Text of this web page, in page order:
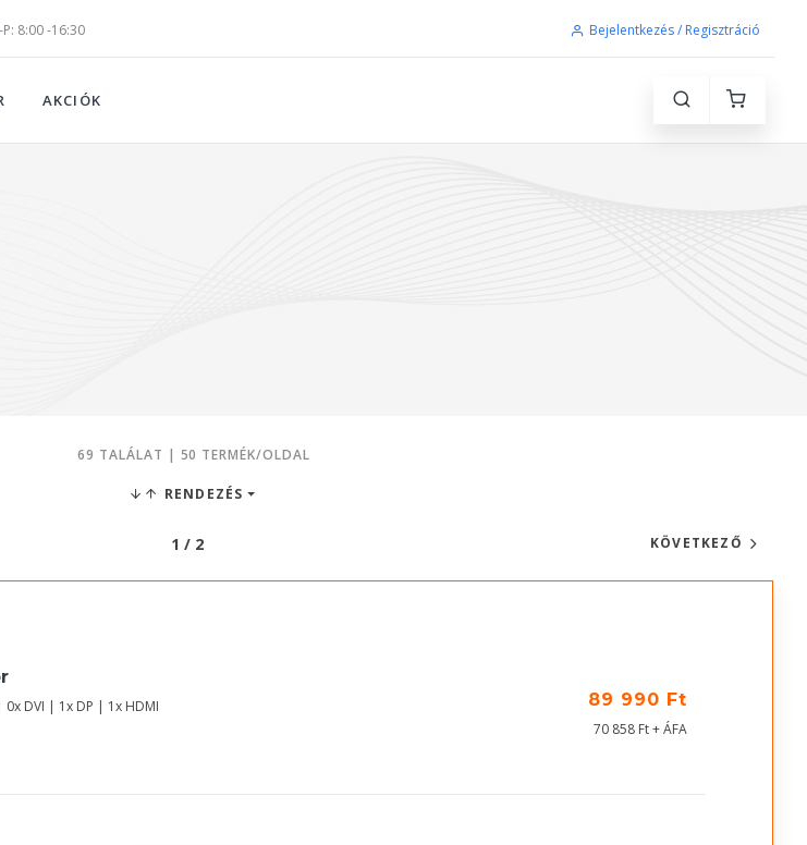
P: 8:00 -16:30 Bejelentkezés / Regisztráció
AKCIÓK
69 TALÁLAT | 50 TERMÉK/OLDAL
RENDEZÉS
1 / 2 KÖVETKEZŐ
DVI | 1x DP | 1x HDMI
89 990 Ft
70 858 Ft + ÁFA